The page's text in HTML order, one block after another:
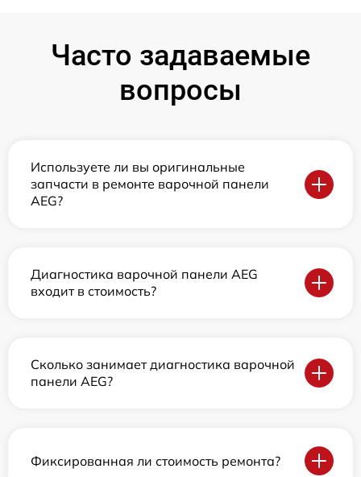
Часто задаваемые
вопросы
Используете ли вы оригинальные
запчасти в ремонте варочной панели
AEG?
Диагностика варочной панели AEG
входит в стоимость?
Сколько занимает диагностика варочной
панели AEG?
Фиксированная ли стоимость ремонта?